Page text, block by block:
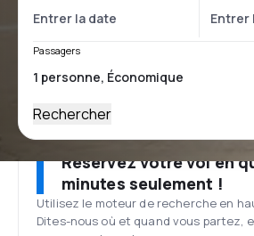
Passagers
Rechercher
Réservez votre vol en
minutes seulement !
Utilisez le moteur de recherche en
Dites-nous où et quand vous partez,